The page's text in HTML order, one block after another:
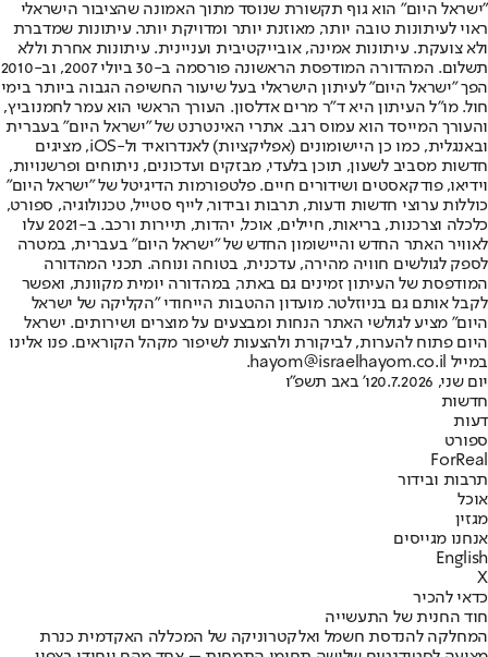
"ישראל היום" הוא גוף תקשורת שנוסד מתוך האמונה שהציבור הישראלי
ראוי לעיתונות טובה יותר, מאוזנת יותר ומדויקת יותר. עיתונות שמדברת
ולא צועקת. עיתונות אמינה, אובייקטיבית ועניינית. עיתונות אחרת וללא
תשלום. המהדורה המודפסת הראשונה פורסמה ב-30 ביולי 2007, וב-2010
הפך "ישראל היום" לעיתון הישראלי בעל שיעור החשיפה הגבוה ביותר בימי
חול. מו"ל העיתון היא ד"ר מרים אדלסון. העורך הראשי הוא עמר לחמנוביץ,
והעורך המייסד הוא עמוס רגב. אתרי האינטרנט של "ישראל היום" בעברית
ובאנגלית, כמו כן היישומונים (אפליקציות) לאנדרואיד ול-iOS, מציגים
חדשות מסביב לשעון, תוכן בלעדי, מבזקים ועדכונים, ניתוחים ופרשנויות,
וידיאו, פודקאסטים ושידורים חיים. פלטפורמות הדיגיטל של "ישראל היום"
כוללות ערוצי חדשות ודעות, תרבות ובידור, לייף סטייל, טכנולוגיה, ספורט,
כלכלה וצרכנות, בריאות, חיילים, אוכל, יהדות, תיירות ורכב. ב-2021 עלו
לאוויר האתר החדש והיישומון החדש של "ישראל היום" בעברית, במטרה
לספק לגולשים חוויה מהירה, עדכנית, בטוחה ונוחה. תכני המהדורה
המודפסת של העיתון זמינים גם באתר, במהדורה יומית מקוונת, ואפשר
לקבל אותם גם בניוזלטר. מועדון ההטבות הייחודי "הקליקה של ישראל
היום" מציע לגולשי האתר הנחות ומבצעים על מוצרים ושירותים. ישראל
היום פתוח להערות, לביקורת ולהצעות לשיפור מקהל הקוראים. פנו אלינו
במייל hayom@israelhayom.co.il.
יום שני, 20.7.2026
ו' באב תשפ"ו
חדשות
דעות
ספורט
ForReal
תרבות ובידור
אוכל
מגזין
אנחנו מגייסים
English
X
כדאי להכיר
חוד החנית של התעשייה
המחלקה להנדסת חשמל ואלקטרוניקה של המכללה האקדמית כנרת